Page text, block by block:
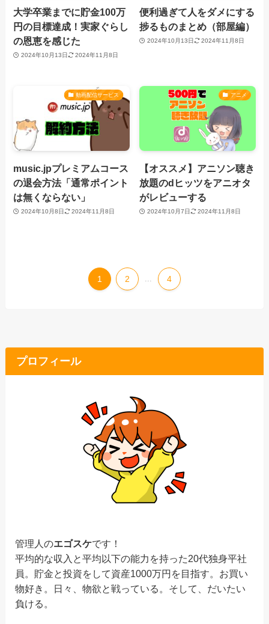
大学卒業までに貯金100万
円の目標達成！実家ぐらし
の恩恵を感じた
2024年10月13日 2024年11月8日
便利過ぎて人をダメにする
捗るものまとめ（部屋編）
2024年10月13日 2024年11月8日
動画配信サービス
music.jpプレミアムコース
の退会方法「通常ポイント
は無くならない」
2024年10月8日 2024年11月8日
アニメ
【オススメ】アニソン聴き
放題のdヒッツをアニオタ
がレビューする
2024年10月7日 2024年11月8日
1 2 ... 4
プロフィール
管理人のエゴスケです！
平均的な収入と平均以下の能力を持った20代独身平社
員。貯金と投資をして資産1000万円を目指す。お買い
物好き。日々、物欲と戦っている。そして、だいたい
負ける。